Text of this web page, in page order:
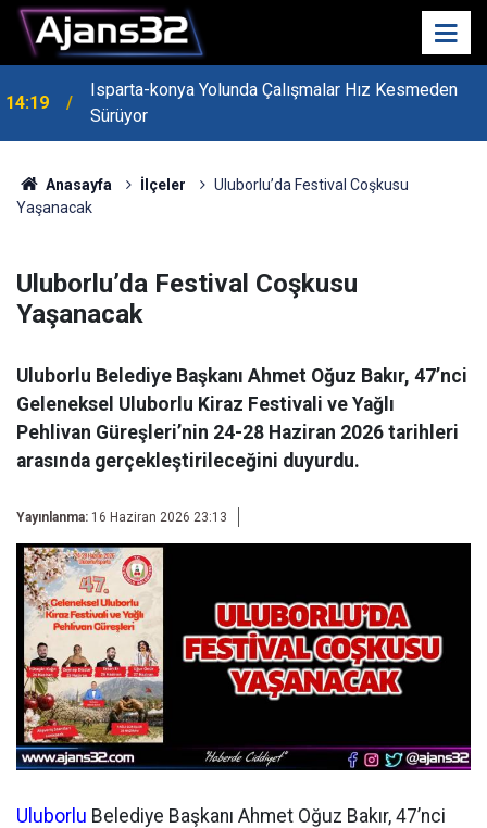
14:19
Isparta-konya Yolunda Çalışmalar Hız Kesmeden
Sürüyor
Anasayfa İlçeler
Uluborlu’da Festival Coşkusu
Yaşanacak
Uluborlu’da Festival Coşkusu
Yaşanacak
Uluborlu Belediye Başkanı Ahmet Oğuz Bakır, 47’nci
Geleneksel Uluborlu Kiraz Festivali ve Yağlı
Pehlivan Güreşleri’nin 24-28 Haziran 2026 tarihleri
arasında gerçekleştirileceğini duyurdu.
Yayınlanma: 16 Haziran 2026 23:13
Uluborlu Belediye Başkanı Ahmet Oğuz Bakır, 47’nci